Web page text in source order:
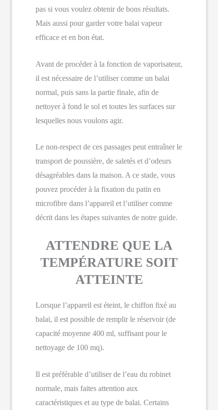
pas si vous voulez obtenir de bons résultats.
Mais aussi pour garder votre balai vapeur
efficace et en bon état.
Avant de procéder à la fonction de vaporisateur,
il est nécessaire de l’utiliser comme un balai
normal, puis sans la partie finale, afin de
nettoyer à fond le sol et toutes les surfaces sur
lesquelles nous voulons agir.
Le non-respect de ces passages peut entraîner le
transport de poussière, de saletés et d’odeurs
désagréables dans la maison. A ce stade, vous
pouvez procéder à la fixation du patin en
microfibre dans l’appareil et l’utiliser comme
décrit dans les étapes suivantes de notre guide.
ATTENDRE QUE LA
TEMPÉRATURE SOIT
ATTEINTE
Lorsque l’appareil est éteint, le chiffon fixé au
balai, il est possible de remplir le réservoir (de
capacité moyenne 400 ml, suffisant pour le
nettoyage de 100 mq).
Il est préférable d’utiliser de l’eau du robinet
normale, mais faites attention aux
caractéristiques et au type de balai. Certains